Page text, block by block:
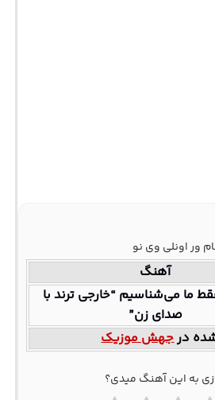
ور اونلی وی نو
آهنگ
ما می‌شناسیم “خارجی ترند با
صدای زن”
درجهش موزیک
به این آهنگ میدی؟